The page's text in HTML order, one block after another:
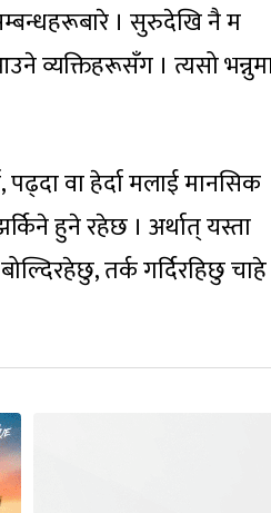
। सुरुदेखि नै म
व्यक्तिहरूसँग । त्यसो
वा हेर्दा मलाई मानसिक
हुने रहेछ । अर्थात् यस्ता
तर्क गर्दिरहिछु